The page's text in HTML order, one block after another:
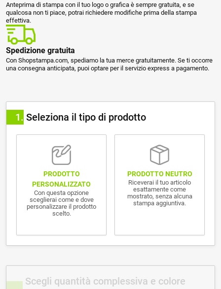
Anteprima di stampa con il tuo logo o grafica è sempre gratuita, e se
qualcosa non ti piace, potrai richiedere modifiche prima della stampa
effettiva.
Spedizione gratuita
Con Shopstampa.com, spediamo la tua merce gratuitamente. Se ti occorre
una consegna anticipata, puoi optare per il servizio express a pagamento.
1 Seleziona il tipo di prodotto
PRODOTTO
PERSONALIZZATO
Con questa opzione
sceglierai come e dove
personalizzare il prodotto
scelto.
PRODOTTO NEUTRO
Riceverai il tuo articolo
esattamente come
mostrato, senza alcuna
stampa aggiuntiva.
Scegli quantità complessiva e colore